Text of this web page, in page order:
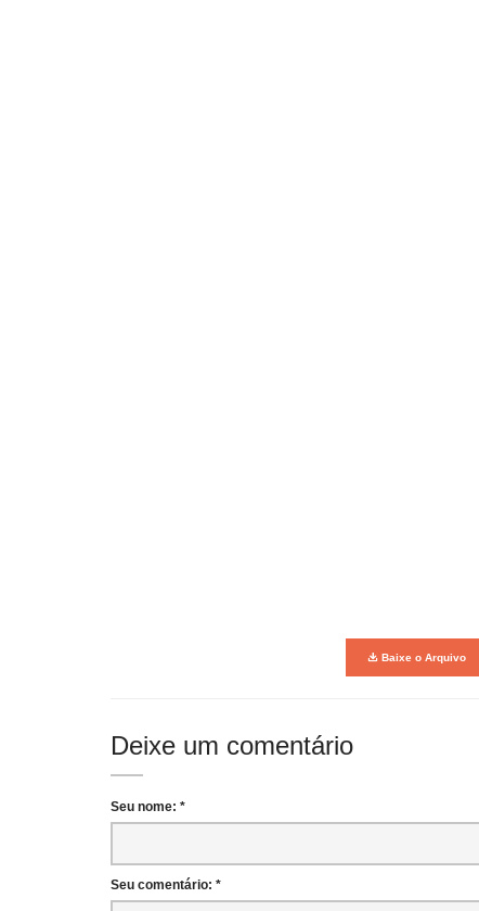
Baixe o Arquivo
Deixe um comentário
Seu nome: *
Seu comentário: *